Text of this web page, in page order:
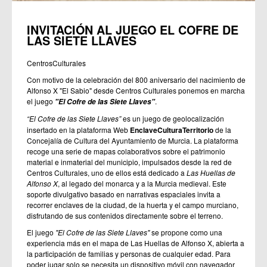
INVITACIÓN AL JUEGO EL COFRE DE
LAS SIETE LLAVES
CentrosCulturales
Con motivo de la celebración del 800 aniversario del nacimiento de
Alfonso X "El Sabio" desde Centros Culturales ponemos en marcha
el juego "El Cofre de las Siete Llaves".
“El Cofre de las Siete Llaves”es un juego de geolocalización
insertado en la plataforma Web EnclaveCulturaTerritoriode la
Concejalía de Cultura del Ayuntamiento de Murcia. La plataforma
recoge una serie de mapas colaborativos sobre el patrimonio
material e inmaterial del municipio, impulsados desde la red de
Centros Culturales, uno de ellos está dedicado a Las Huellas de
Alfonso X, al legado del monarca y a la Murcia medieval. Este
soporte divulgativo basado en narrativas espaciales invita a
recorrer enclaves de la ciudad, de la huerta y el campo murciano,
disfrutando de sus contenidos directamente sobre el terreno.
El juego "El Cofre de las Siete Llaves"se propone como una
experiencia más en el mapa de Las Huellas de Alfonso X, abierta a
la participación de familias y personas de cualquier edad. Para
poder jugar solo se necesita un dispositivo móvil con navegador